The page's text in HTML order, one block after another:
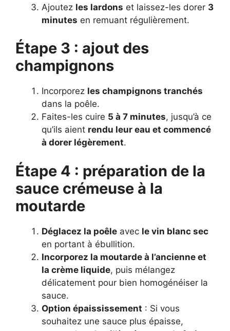
Ajoutez les lardons et laissez-les dorer 3
minutes en remuant régulièrement.
Étape 3 : ajout des
champignons
Incorporez les champignons tranchés
dans la poêle.
Faites-les cuire 5 à 7 minutes, jusqu’à ce
qu’ils aient rendu leur eau et commencé
à dorer légèrement.
Étape 4 : préparation de la
sauce crémeuse à la
moutarde
Déglacez la poêle avec le vin blanc sec
en portant à ébullition.
Incorporez la moutarde à l’ancienne et
la crème liquide, puis mélangez
délicatement pour bien homogénéiser la
sauce.
Option épaississement : Si vous
souhaitez une sauce plus épaisse,